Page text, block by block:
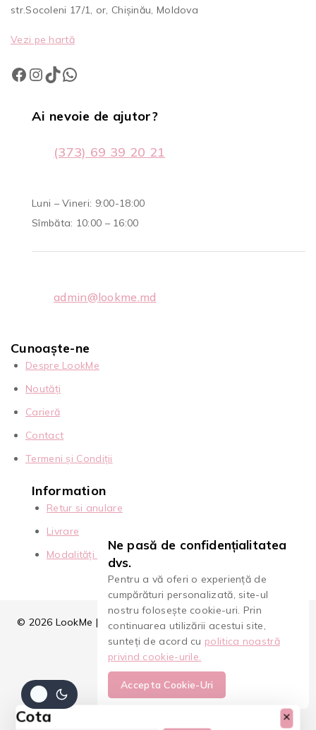
str.Socoleni 17/1, or, Chișinău, Moldova
Vezi pe hartă
Ai nevoie de ajutor?
(373) 69 39 20 21
Luni – Vineri: 9:00-18:00
Sîmbăta: 10:00 – 16:00
admin@lookme.md
Cunoaște-ne
Despre LookMe
Noutăți
Carieră
Contact
Termeni și Condiții
Information
Retur si anulare
Livrare
Modalități de Plată
© 2026 LookMe | Extensii Gene, Premade & Cursuri | 10 Ani
de Excelență
Ne pasă de confidențialitatea
dvs.
Pentru a vă oferi o experiență de
cumpărături personalizată, site-ul
nostru folosește cookie-uri. Prin
continuarea utilizării acestui site,
sunteți de acord cu politica noastră
privind cookie-urile.
Accepta Cookie-Uri
Cota